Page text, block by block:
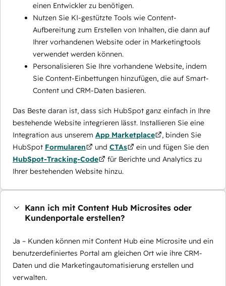
einen Entwickler zu benötigen.
Nutzen Sie KI-gestützte Tools wie Content-
Aufbereitung zum Erstellen von Inhalten, die dann auf
Ihrer vorhandenen Website oder in Marketingtools
verwendet werden können.
Personalisieren Sie Ihre vorhandene Website, indem
Sie Content-Einbettungen hinzufügen, die auf Smart-
Content und CRM-Daten basieren.
Das Beste daran ist, dass sich HubSpot ganz einfach in Ihre
bestehende Website integrieren lässt. Installieren Sie eine
Integration aus unserem App Marketplace
, binden Sie
HubSpot Formularen und CTAs
ein und fügen Sie den
HubSpot-Tracking-Code
für Berichte und Analytics zu
Ihrer bestehenden Website hinzu.
Kann ich mit Content Hub Microsites oder
Kundenportale erstellen?
Ja – Kunden können mit Content Hub eine Microsite und ein
benutzerdefiniertes Portal am gleichen Ort wie ihre CRM-
Daten und die Marketingautomatisierung erstellen und
verwalten.